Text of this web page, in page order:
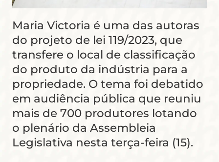
Maria Victoria é uma das autoras
do projeto de lei 119/2023, que
transfere o local de classificação
do produto da indústria para a
propriedade. O tema foi debatido
em audiência pública que reuniu
mais de 700 produtores lotando
o plenário da Assembleia
Legislativa nesta terça-feira (15).